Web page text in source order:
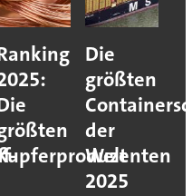
Die
größten
der
Welt
2025